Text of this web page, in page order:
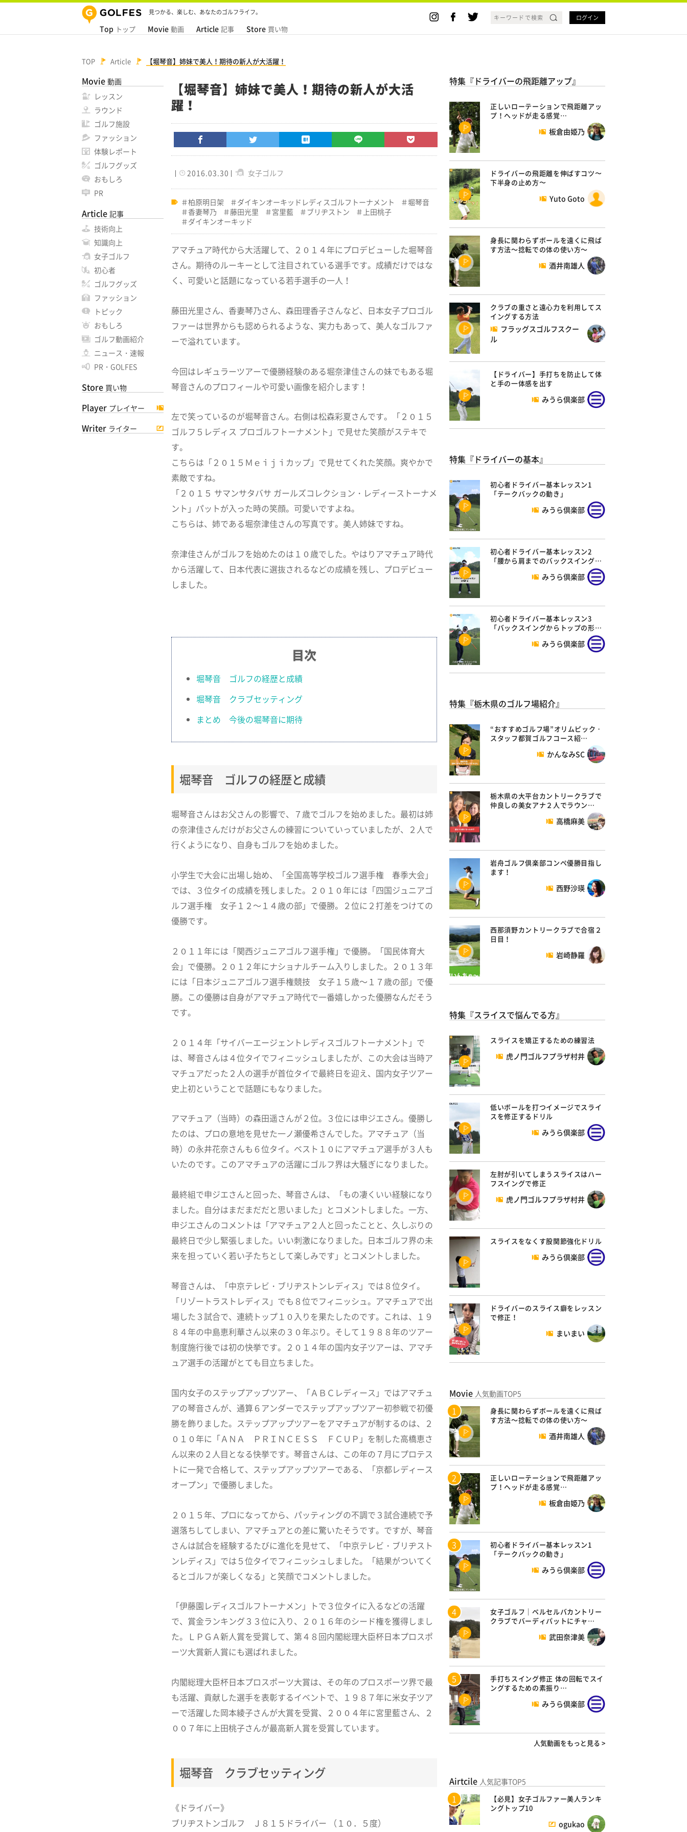
見つかる、楽しむ、あなたのゴルフライフ。
Top トップ Movie 動画 Article 記事 Store 買い物
ログイン
TOP Article 【堀琴音】姉妹で美人！期待の新人が大活躍！
Movie 動画
レッスン
ラウンド
ゴルフ施設
ファッション
体験レポート
ゴルフグッズ
おもしろ
PR
Article 記事
技術向上
知識向上
女子ゴルフ
初心者
ゴルフグッズ
ファッション
トピック
おもしろ
ゴルフ動画紹介
ニュース・速報
PR・GOLFES
Store 買い物
Player プレイヤー
Writer ライター
【堀琴音】姉妹で美人！期待の新人が大活
躍！
2016.03.30 女子ゴルフ
柏原明日架 ダイキンオーキッドレディスゴルフトーナメント
堀琴音
香妻琴乃
藤田光里 宮里藍 ブリヂストン
上田桃子
ダイキンオーキッド
アマチュア時代から大活躍して、２０１４年にプロデビューした堀琴音
さん。期待のルーキーとして注目されている選手です。成績だけではな
く、可愛いと話題になっている若手選手の一人！
藤田光里さん、香妻琴乃さん、森田理香子さんなど、日本女子プロゴル
ファーは世界からも認められるような、実力もあって、美人なゴルファ
ーで溢れています。
今回はレギュラーツアーで優勝経験のある堀奈津佳さんの妹でもある堀
琴音さんのプロフィールや可愛い画像を紹介します！
左で笑っているのが堀琴音さん。右側は松森彩夏さんです。「２０１５
ゴルフ５レディス プロゴルフトーナメント」で見せた笑顔がステキで
す。
こちらは「２０１５Ｍｅｉｊｉカップ」で見せてくれた笑顔。爽やかで
素敵ですね。
「２０１５ サマンサタバサ ガールズコレクション・レディーストーナメ
ント」パットが入った時の笑顔。可愛いですよね。
こちらは、姉である堀奈津佳さんの写真です。美人姉妹ですね。
奈津佳さんがゴルフを始めたのは１０歳でした。やはりアマチュア時代
から活躍して、日本代表に選抜されるなどの成績を残し、プロデビュー
しました。
目次
堀琴音 ゴルフの経歴と成績
堀琴音 クラブセッティング
まとめ 今後の堀琴音に期待
堀琴音 ゴルフの経歴と成績
堀琴音さんはお父さんの影響で、７歳でゴルフを始めました。最初は姉
の奈津佳さんだけがお父さんの練習についていっていましたが、２人で
行くようになり、自身もゴルフを始めました。
小学生で大会に出場し始め、「全国高等学校ゴルフ選手権 春季大会」
では、３位タイの成績を残しました。２０１０年には「四国ジュニアゴ
ルフ選手権 女子１２～１４歳の部」で優勝。２位に２打差をつけての
優勝です。
２０１１年には「関西ジュニアゴルフ選手権」で優勝。「国民体育大
会」で優勝。２０１２年にナショナルチーム入りしました。２０１３年
には「日本ジュニアゴルフ選手権競技 女子１５歳～１７歳の部」で優
勝。この優勝は自身がアマチュア時代で一番嬉しかった優勝なんだそう
です。
２０１４年「サイバーエージェントレディスゴルフトーナメント」で
は、琴音さんは４位タイでフィニッシュしましたが、この大会は当時ア
マチュアだった２人の選手が首位タイで最終日を迎え、国内女子ツアー
史上初ということで話題にもなりました。
アマチュア（当時）の森田遥さんが２位。３位には申ジエさん。優勝し
たのは、プロの意地を見せた一ノ瀬優希さんでした。アマチュア（当
時）の永井花奈さんも６位タイ。ベスト１０にアマチュア選手が３人も
いたのです。このアマチュアの活躍にゴルフ界は大騒ぎになりました。
最終組で申ジエさんと回った、琴音さんは、「もの凄くいい経験になり
ました。自分はまだまだだと思いました」とコメントしました。一方、
申ジエさんのコメントは「アマチュア２人と回ったことと、久しぶりの
最終日で少し緊張しました。いい刺激になりました。日本ゴルフ界の未
来を担っていく若い子たちとして楽しみです」とコメントしました。
琴音さんは、「中京テレビ・ブリヂストンレディス」では８位タイ。
「リゾートラストレディス」でも８位でフィニッシュ。アマチュアで出
場した３試合で、連続トップ１０入りを果たしたのです。これは、１９
８４年の中島恵利華さん以来の３０年ぶり。そして１９８８年のツアー
制度施行後では初の快挙です。２０１４年の国内女子ツアーは、アマチ
ュア選手の活躍がとても目立ちました。
国内女子のステップアップツアー、「ＡＢＣレディース」ではアマチュ
アの琴音さんが、通算６アンダーでステップアップツアー初参戦で初優
勝を飾りました。ステップアップツアーをアマチュアが制するのは、２
０１０年に「ＡＮＡ ＰＲＩＮＣＥＳＳ ＦＣＵＰ」を制した高橋恵さ
ん以来の２人目となる快挙です。琴音さんは、この年の７月にプロテス
トに一発で合格して、ステップアップツアーである、「京都レディース
オープン」で優勝しました。
２０１５年、プロになってから、パッティングの不調で３試合連続で予
選落ちしてしまい、アマチュアとの差に驚いたそうです。ですが、琴音
さんは試合を経験するたびに進化を見せて、「中京テレビ・ブリヂスト
ンレディス」では５位タイでフィニッシュしました。「結果がついてく
るとゴルフが楽しくなる」と笑顔でコメントしました。
「伊藤園レディスゴルフトーナメン」トで３位タイに入るなどの活躍
で、賞金ランキング３３位に入り、２０１６年のシード権を獲得しまし
た。ＬＰＧＡ新人賞を受賞して、第４８回内閣総理大臣杯日本プロスポ
ーツ大賞新人賞にも選ばれました。
内閣総理大臣杯日本プロスポーツ大賞は、その年のプロスポーツ界で最
も活躍、貢献した選手を表彰するイベントで、１９８７年に米女子ツア
ーで活躍した岡本綾子さんが大賞を受賞、２００４年に宮里藍さん、２
００７年に上田桃子さんが最高新人賞を受賞しています。
堀琴音 クラブセッティング
《ドライバー》
ブリヂストンゴルフ Ｊ８１５ドライバー （１０．５度）
特集『ドライバーの飛距離アップ』
正しいローテーションで飛距離アッ
プ！ヘッドが走る感覚…
板倉由姫乃
ドライバーの飛距離を伸ばすコツ〜
下半身の止め方〜
Yuto Goto
身長に関わらずボールを遠くに飛ば
す方法～捻転での体の使い方～
酒井南雄人
クラブの重さと遠心力を利用してス
イングする方法
フラッグスゴルフスクー
ル
【ドライバー】手打ちを防止して体
と手の一体感を出す
みうら倶楽部
特集『ドライバーの基本』
初心者ドライバー基本レッスン1
「テークバックの動き」
みうら倶楽部
初心者ドライバー基本レッスン2
「腰から肩までのバックスイング…
みうら倶楽部
初心者ドライバー基本レッスン3
「バックスイングからトップの形…
みうら倶楽部
特集『栃木県のゴルフ場紹介』
“おすすめゴルフ場”オリムピック・
スタッフ都賀ゴルフコース紹…
かんなみSC
栃木県の大平台カントリークラブで
仲良しの美女アナ２人でラウン…
高橋麻美
岩舟ゴルフ倶楽部コンペ優勝目指し
ます！
西野沙瑛
西那須野カントリークラブで合宿２
日目！
岩崎静羅
特集『スライスで悩んでる方』
スライスを矯正するための練習法
虎ノ門ゴルフプラザ村井
低いボールを打つイメージでスライ
スを修正するドリル
みうら倶楽部
左肘が引いてしまうスライスはハー
フスイングで修正
虎ノ門ゴルフプラザ村井
スライスをなくす股関節強化ドリル
みうら倶楽部
ドライバーのスライス癖をレッスン
で修正！
まいまい
Movie 人気動画TOP5
身長に関わらずボールを遠くに飛ば
す方法～捻転での体の使い方～
酒井南雄人
正しいローテーションで飛距離アッ
プ！ヘッドが走る感覚…
板倉由姫乃
初心者ドライバー基本レッスン1
「テークバックの動き」
みうら倶楽部
女子ゴルフ｜ベルセルバカントリー
クラブでバーディパットにチャ…
武田奈津美
手打ちスイング修正 体の回転でスイ
ングするための素振り…
みうら倶楽部
人気動画をもっと見る >
Airtcile 人気記事TOP5
【必見】女子ゴルファー美人ランキ
ングトップ10
ogukao